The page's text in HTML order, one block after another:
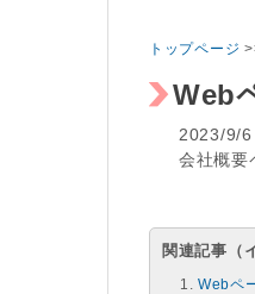
トップページ
Web
2023/9/6
会社概要
関連記事（
Webペ